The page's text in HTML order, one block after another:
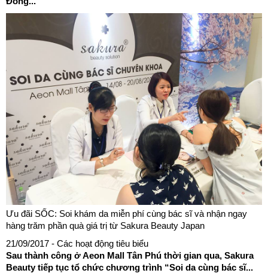
Ưu đãi SỐC: Soi khám da miễn phí cùng bác sĩ và nhận ngay
hàng trăm phần quà giá trị từ Sakura Beauty Japan
21/09/2017 - Các hoạt động tiêu biểu
Sau thành công ở Aeon Mall Tân Phú thời gian qua, Sakura
Beauty tiếp tục tổ chức chương trình “Soi da cùng bác sĩ...